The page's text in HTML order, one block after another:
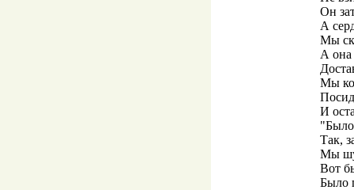
Он
А
Мы
А она
Мы
И
Так,
Мы
Вот
Было